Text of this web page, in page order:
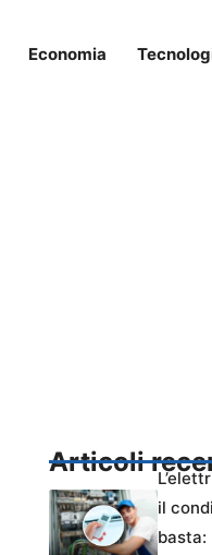
Economia
Articoli
il
basta: